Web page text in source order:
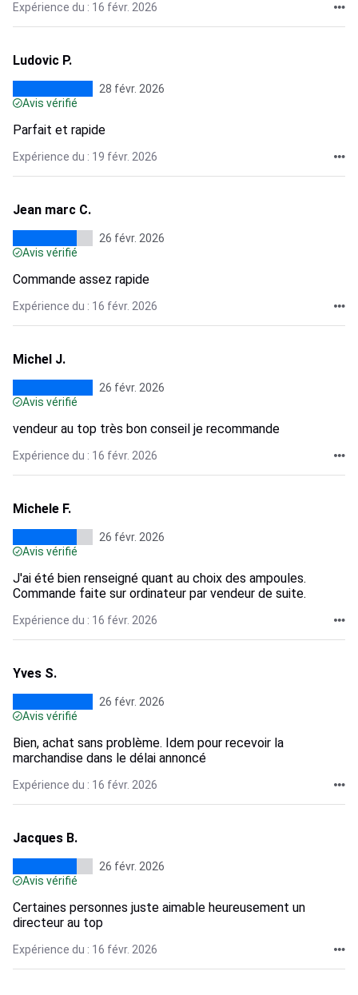
Expérience du : 16 févr. 2026
Ludovic P.
28 févr. 2026
Avis vérifié
Parfait et rapide
Expérience du : 19 févr. 2026
Jean marc C.
26 févr. 2026
Avis vérifié
Commande assez rapide
Expérience du : 16 févr. 2026
Michel J.
26 févr. 2026
Avis vérifié
vendeur au top très bon conseil je recommande
Expérience du : 16 févr. 2026
Michele F.
26 févr. 2026
Avis vérifié
J'ai été bien renseigné quant au choix des ampoules.
Commande faite sur ordinateur par vendeur de suite.
Expérience du : 16 févr. 2026
Yves S.
26 févr. 2026
Avis vérifié
Bien, achat sans problème. Idem pour recevoir la
marchandise dans le délai annoncé
Expérience du : 16 févr. 2026
Jacques B.
26 févr. 2026
Avis vérifié
Certaines personnes juste aimable heureusement un
directeur au top
Expérience du : 16 févr. 2026